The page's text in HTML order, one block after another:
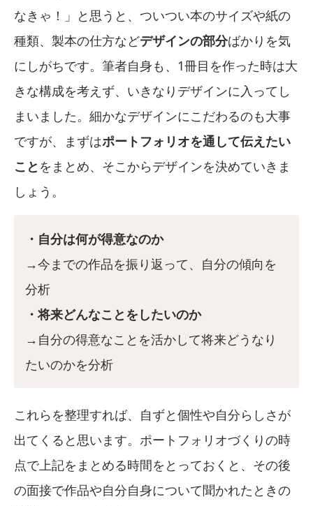
なきゃ！」と思うと、ついつい本のサイズや紙の
種類、製本の仕方などデザインの部分ばかりを気
にしがちです。筆者自身も、1冊目を作った時は大
きな構成を考えず、いきなりデザインに入ってし
まいました。細かなデザインにこだわるのも大事
ですが、まずはポートフォリオを通して伝えたい
こと をまとめ、そこからデザインを決めていきま
しょう。
・自分は何が得意なのか
→今までの作品を振り返って、自分の傾向を
分析
・将来どんなことをしたいのか
→自分の得意なことを活かして将来どうなり
たいのかを分析
これらを整理すれば、自ずと個性や自分らしさが
出てくると思います。ポートフォリオづくりの時
点で上記をまとめる時間をとっておくと、その後
の面接で作品や自分自身について聞かれたときの